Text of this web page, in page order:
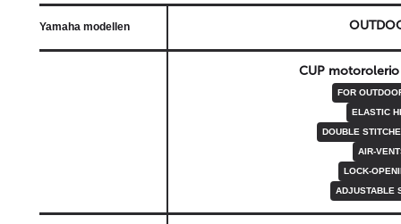
Yamaha modellen
CUP motorolerio
FOR
ELASTIC
DOUBLE
AIR-
LOCK-
ADJUSTABLE